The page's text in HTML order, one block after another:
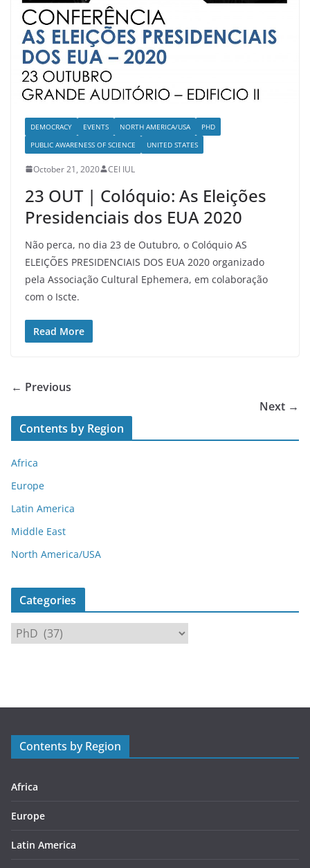
DEMOCRACY EVENTS NORTH AMERICA/USA
PHD
PUBLIC AWARENESS OF SCIENCE
UNITED STATES
October 21, 2020 CEI IUL
23 OUT | Colóquio: As Eleições
Presidenciais dos EUA 2020
Não perca, no dia 23 de Outubro, o Colóquio AS
ELEIÇÕES PRESIDENCIAIS DOS EUA 2020 organizado
pela Associação Cultural Ephemera, em colaboração
com o Iscte.
Read More
← Previous
Next →
Contents by Region
Africa
Europe
Latin America
Middle East
North America/USA
Categories
a
r
s
Contents by Region
Africa
Europe
Latin America